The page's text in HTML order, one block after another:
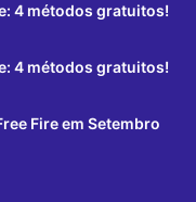
4 métodos gratuitos!
4 métodos gratuitos!
Fire em Setembro